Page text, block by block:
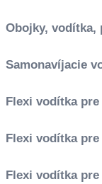
Obojky, vodítka,
Samonavíjacie
Flexi vodítka
Flexi vodítka
Flexi vodítka